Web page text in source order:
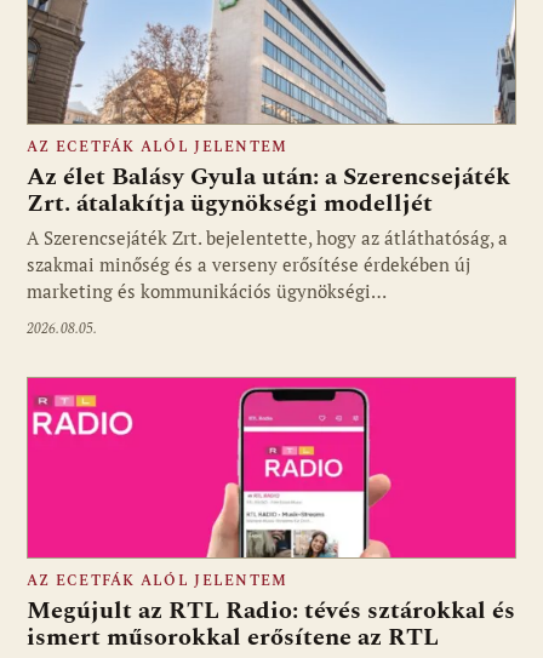
Fotó: media1.hu
AZ ECETFÁK ALÓL JELENTEM
Az élet Balásy Gyula után: a Szerencsejáték
Zrt. átalakítja ügynökségi modelljét
A Szerencsejáték Zrt. bejelentette, hogy az átláthatóság, a
szakmai minőség és a verseny erősítése érdekében új
marketing és kommunikációs ügynökségi…
2026.08.05.
AZ ECETFÁK ALÓL JELENTEM
Megújult az RTL Radio: tévés sztárokkal és
ismert műsorokkal erősítene az RTL